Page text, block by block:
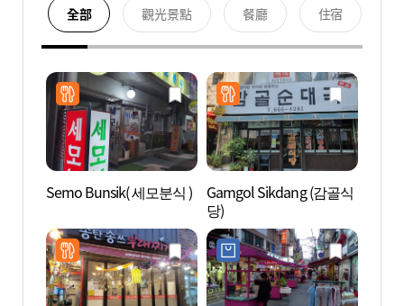
全部 觀光景點 餐廳 住宿
Semo Bunsik( 세모분식 )
Gamgol Sikdang (감골식
당)